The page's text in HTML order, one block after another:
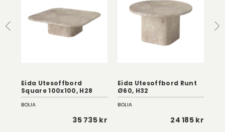
Eida Utesoffbord
Square 100x100, H28
BOLIA
35 735 kr
Eida Utesoffbord Runt
Ø60, H32
BOLIA
24 185 kr